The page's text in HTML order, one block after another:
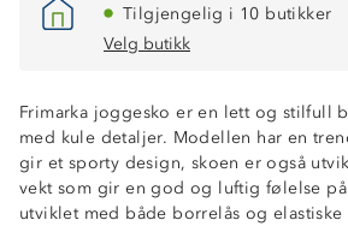
Tilgjengelig i 10 butikker
Velg butikk
Frimarka joggesko er en lett og stilfull
med kule detaljer. Modellen har en
gir et sporty design, skoen er også
vekt som gir en god og luftig følelse
utviklet med både borrelås og elastiske